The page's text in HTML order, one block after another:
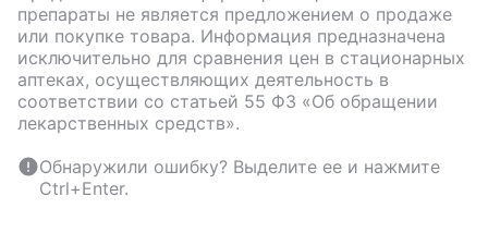
препараты не является предложением о продаже
или покупке товара. Информация предназначена
исключительно для сравнения цен в стационарных
аптеках, осуществляющих деятельность в
соответствии со статьей 55 ФЗ «Об обращении
лекарственных средств».
Обнаружили ошибку? Выделите ее и нажмите
Ctrl+Enter.